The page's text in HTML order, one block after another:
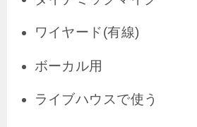
ワイヤード(有線)
ボーカル用
ライブハウスで使う